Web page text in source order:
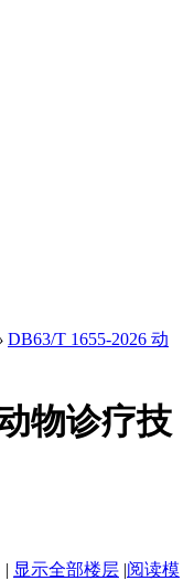
› DB63/T 1655-2026 动
物诊疗技
| 显示全部楼层 |阅读模